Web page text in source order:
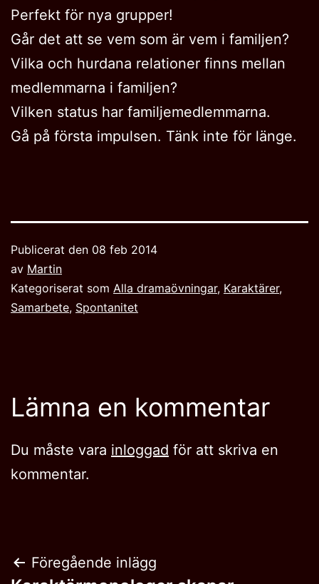
Perfekt för nya grupper!
Går det att se vem som är vem i familjen?
Vilka och hurdana relationer finns mellan
medlemmarna i familjen?
Vilken status har familjemedlemmarna.
Gå på första impulsen. Tänk inte för länge.
Publicerat den 08 feb 2014
av Martin
Kategoriserat som Alla dramaövningar, Karaktärer,
Samarbete, Spontanitet
Lämna en kommentar
Du måste vara inloggad för att skriva en
kommentar.
Inläggsnavigering
Föregående inlägg